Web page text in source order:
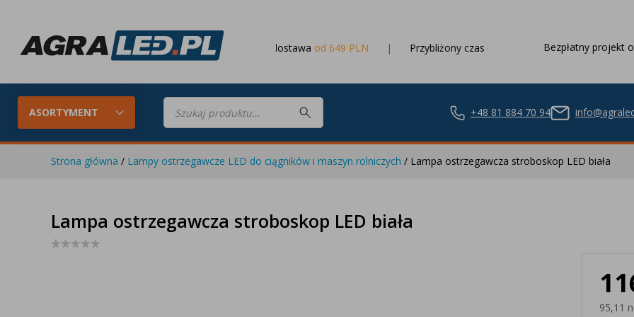
Darmowa dostawa od 649 PLN Przybliżony czas dostawy3 dni robocze Bezpłatny projekt
ASORTYMENT
Wyszukiwarka
produktów +48 81 884 70 94
Konfigurator LED
Skompletuj oświetlenie LED do
swojego ciągnika
Lampy robocze LED
Strona główna / Lampy ostrzegawcze LED do ciągników i maszyn rolniczych / Lampa ostrzegawcza stroboskop LED biała
Lampa ostrzegawcza stroboskop LED biała
95,11